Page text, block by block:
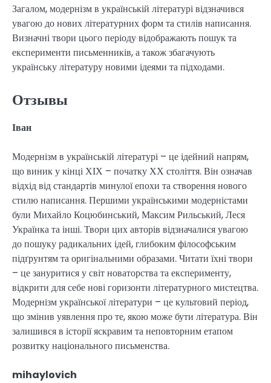
Загалом, модернізм в українській літературі відзначився
увагою до нових літературних форм та стилів написання.
Визначні твори цього періоду відображають пошук та
експерименти письменників, а також збагачують
українську літературу новими ідеями та підходами.
Отзывы
Іван
Модернізм в українській літературі – це ідейний напрям,
що виник у кінці ХІХ – початку ХХ століття. Він означав
відхід від стандартів минулої епохи та створення нового
стилю написання. Першими українськими модерністами
були Михайло Коцюбинський, Максим Рильський, Леся
Українка та інші. Твори цих авторів відзначалися увагою
до пошуку радикальних ідей, глибоким філософським
підґрунтям та оригінальними образами. Читати їхні твори
– це зануритися у світ новаторства та експерименту,
відкрити для себе нові горизонти літературного мистецтва.
Модернізм української літератури – це культовий період,
що змінив уявлення про те, якою може бути література. Він
залишився в історії яскравим та неповторним етапом
розвитку національного письменства.
mihaylovich